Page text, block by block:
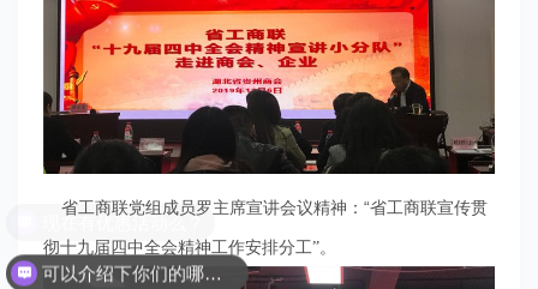
省工商联党组成员罗主席宣讲会议精神：“省工商联宣传贯
彻十九届四中全会精神工作安排分工”。